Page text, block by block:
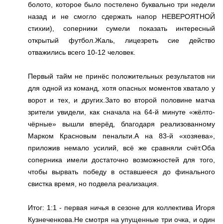
болото, которое было постелено буквально три недели
назад и не смогло сдержать напор НЕВЕРОЯТНОЙ
стихии), соперники сумели показать интересный
открытый футбол.Жаль, лицезреть сие действо
отважились всего 10-12 человек.
Первый тайм не принёс положительных результатов ни
для одной из команд, хотя опасных моментов хватало у
ворот и тех, и других.Зато во второй половине матча
зрители увидели, как сначала на 64-й минуте «жёлто-
чёрные» вышли вперёд, благодаря реализованному
Марком Красновым пенальти.А на 83-й «хозяева»,
приложив немало усилий, всё же сравняли счёт.Оба
соперника имели достаточно возможностей для того,
чтобы вырвать победу в оставшееся до финального
свистка время, но подвела реализация.
Итог: 1:1 - первая ничья в сезоне для коллектива Игоря
Кузнеченкова.Не смотря на упущенные три очка, и один